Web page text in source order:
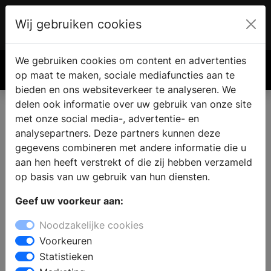
€ 0.00
Wij gebruiken cookies
We gebruiken cookies om content en advertenties
op maat te maken, sociale mediafuncties aan te
bieden en ons websiteverkeer te analyseren. We
delen ook informatie over uw gebruik van onze site
met onze social media-, advertentie- en
analysepartners. Deze partners kunnen deze
gegevens combineren met andere informatie die u
aan hen heeft verstrekt of die zij hebben verzameld
op basis van uw gebruik van hun diensten.
Geef uw voorkeur aan:
Noodzakelijke cookies
Voorkeuren
Statistieken